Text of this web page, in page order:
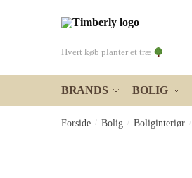
Hvert køb planter et træ
BRANDS BOLIG
Forside Bolig Boliginteriør